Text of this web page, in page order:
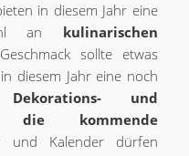
in diesem Jahr eine
an kulinarischen
sollte etwas
diesem Jahr eine noch
Dekorations- und
die kommende
und Kalender dürfen